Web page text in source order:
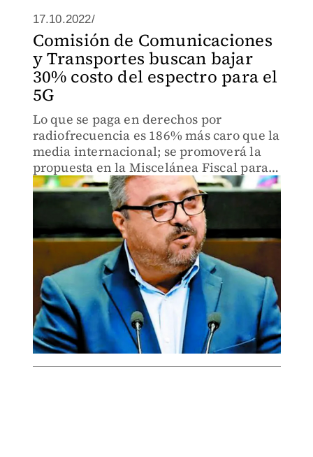
17.10.2022/
Comisión de Comunicaciones
y Transportes buscan bajar
30% costo del espectro para el
5G
Lo que se paga en derechos por
radiofrecuencia es 186% más caro que la
media internacional; se promoverá la
propuesta en la Miscelánea Fiscal para
2023.